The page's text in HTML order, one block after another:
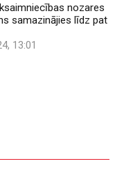
nozares
samazinājies līdz pat
13:01